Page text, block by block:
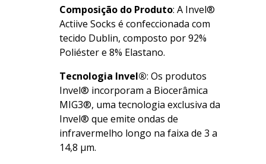
Composição do Produto: A Invel®
Actiive Socks é confeccionada com
tecido Dublin, composto por 92%
Poliéster e 8% Elastano.
Tecnologia Invel®: Os produtos
Invel® incorporam a Biocerâmica
MIG3®, uma tecnologia exclusiva da
Invel® que emite ondas de
infravermelho longo na faixa de 3 a
14,8 µm.